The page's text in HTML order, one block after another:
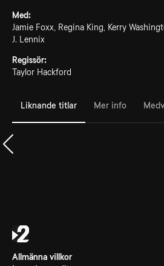
Med:
Jamie Foxx, Regina King, Kerry
J. Lennix
Regissör:
Taylor Hackford
Liknande titlar Mer info
Allmänna villkor